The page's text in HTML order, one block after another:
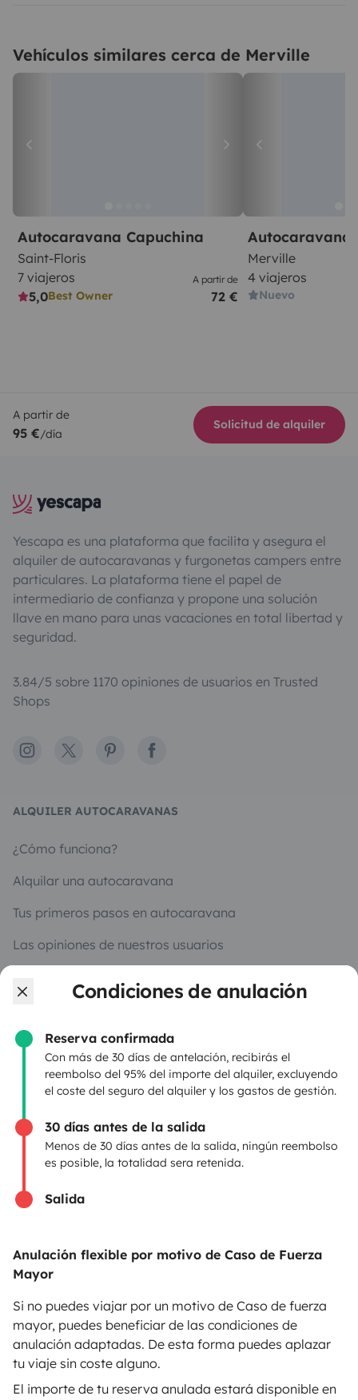
Condiciones de anulación
Reserva confirmada
Con más de 30 días de antelación, recibirás el
reembolso del 95% del importe del alquiler, excluyendo
el coste del seguro del alquiler y los gastos de gestión.
30 días antes de la salida
Menos de 30 días antes de la salida, ningún reembolso
es posible, la totalidad sera retenida.
Salida
Anulación flexible por motivo de Caso de Fuerza
Mayor
Si no puedes viajar por un motivo de Caso de fuerza
mayor, puedes beneficiar de las condiciones de
anulación adaptadas. De esta forma puedes aplazar
tu viaje sin coste alguno.
El importe de tu reserva anulada estará disponible en
Vehículos similares cerca de Merville
Autocaravana Capuchina
Saint-Floris
7 viajeros
5,0Best Owner
A partir de
72 €
Autocaravana
Merville
4 viajeros
Nuevo
A partir de
95 €/día
Solicitud de alquiler
Yescapa es una plataforma que facilita y asegura el
alquiler de autocaravanas y furgonetas campers entre
particulares. La plataforma tiene el papel de
intermediario de confianza y propone una solución
llave en mano para unas vacaciones en total libertad y
seguridad.
3.84/5 sobre 1170 opiniones de usuarios en Trusted
Shops
Instagram
X PinterestFacebook
ALQUILER AUTOCARAVANAS
¿Cómo funciona?
Alquilar una autocaravana
Tus primeros pasos en autocaravana
Las opiniones de nuestros usuarios
PROPIETARIOS
Anunciar un vehículo
Seguros de alquiler
Asistencias de alquiler
Ayuda propietario
Medios de pago seguros Pago en varios plazos
Descargar en
App Store
Disponible en